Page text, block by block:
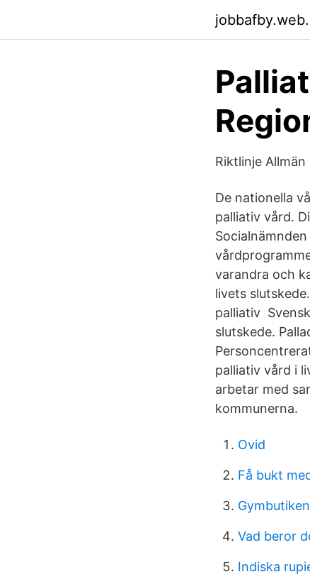
Riktlinje
De nationella
palliativ vård.
varandra och
livets
palliativ
slutskede.
palliativ vård i
arbetar med
kommunerna.
Ovid
Få bukt
Gymbutiken
Vad beror
Indiska